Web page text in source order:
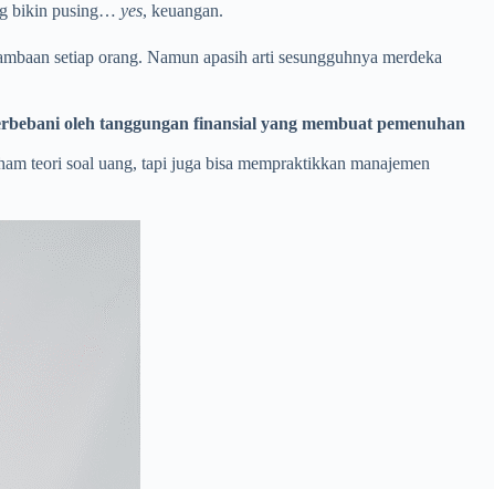
bikin pusing… yes, keuangan.
setiap orang. Namun apasih arti sesungguhnya merdeka
oleh tanggungan finansial yang membuat pemenuhan
teori soal uang, tapi juga bisa mempraktikkan manajemen